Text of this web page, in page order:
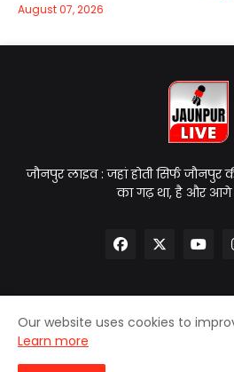
August 07, 2026
जौनपुर लाइव : जहां होती सिर्फ जौनपुर
का गढ़ था, है और आगे
Home About Us Contact
Our website uses cookies to
Learn more